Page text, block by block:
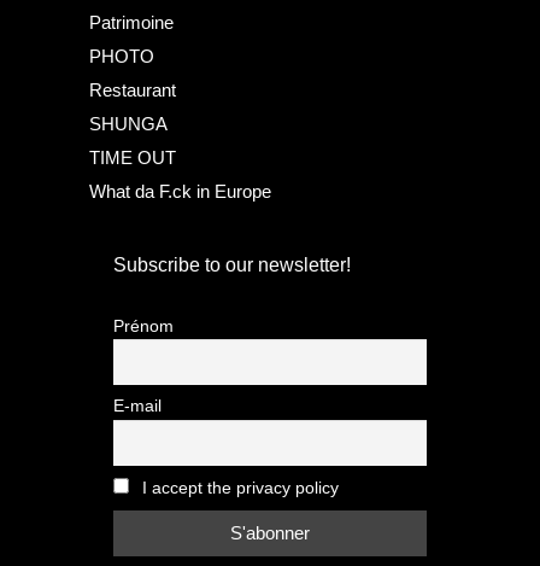
Patrimoine
PHOTO
Restaurant
SHUNGA
TIME OUT
What da F.ck in Europe
Subscribe to our newsletter!
Prénom
E-mail
I accept the privacy policy